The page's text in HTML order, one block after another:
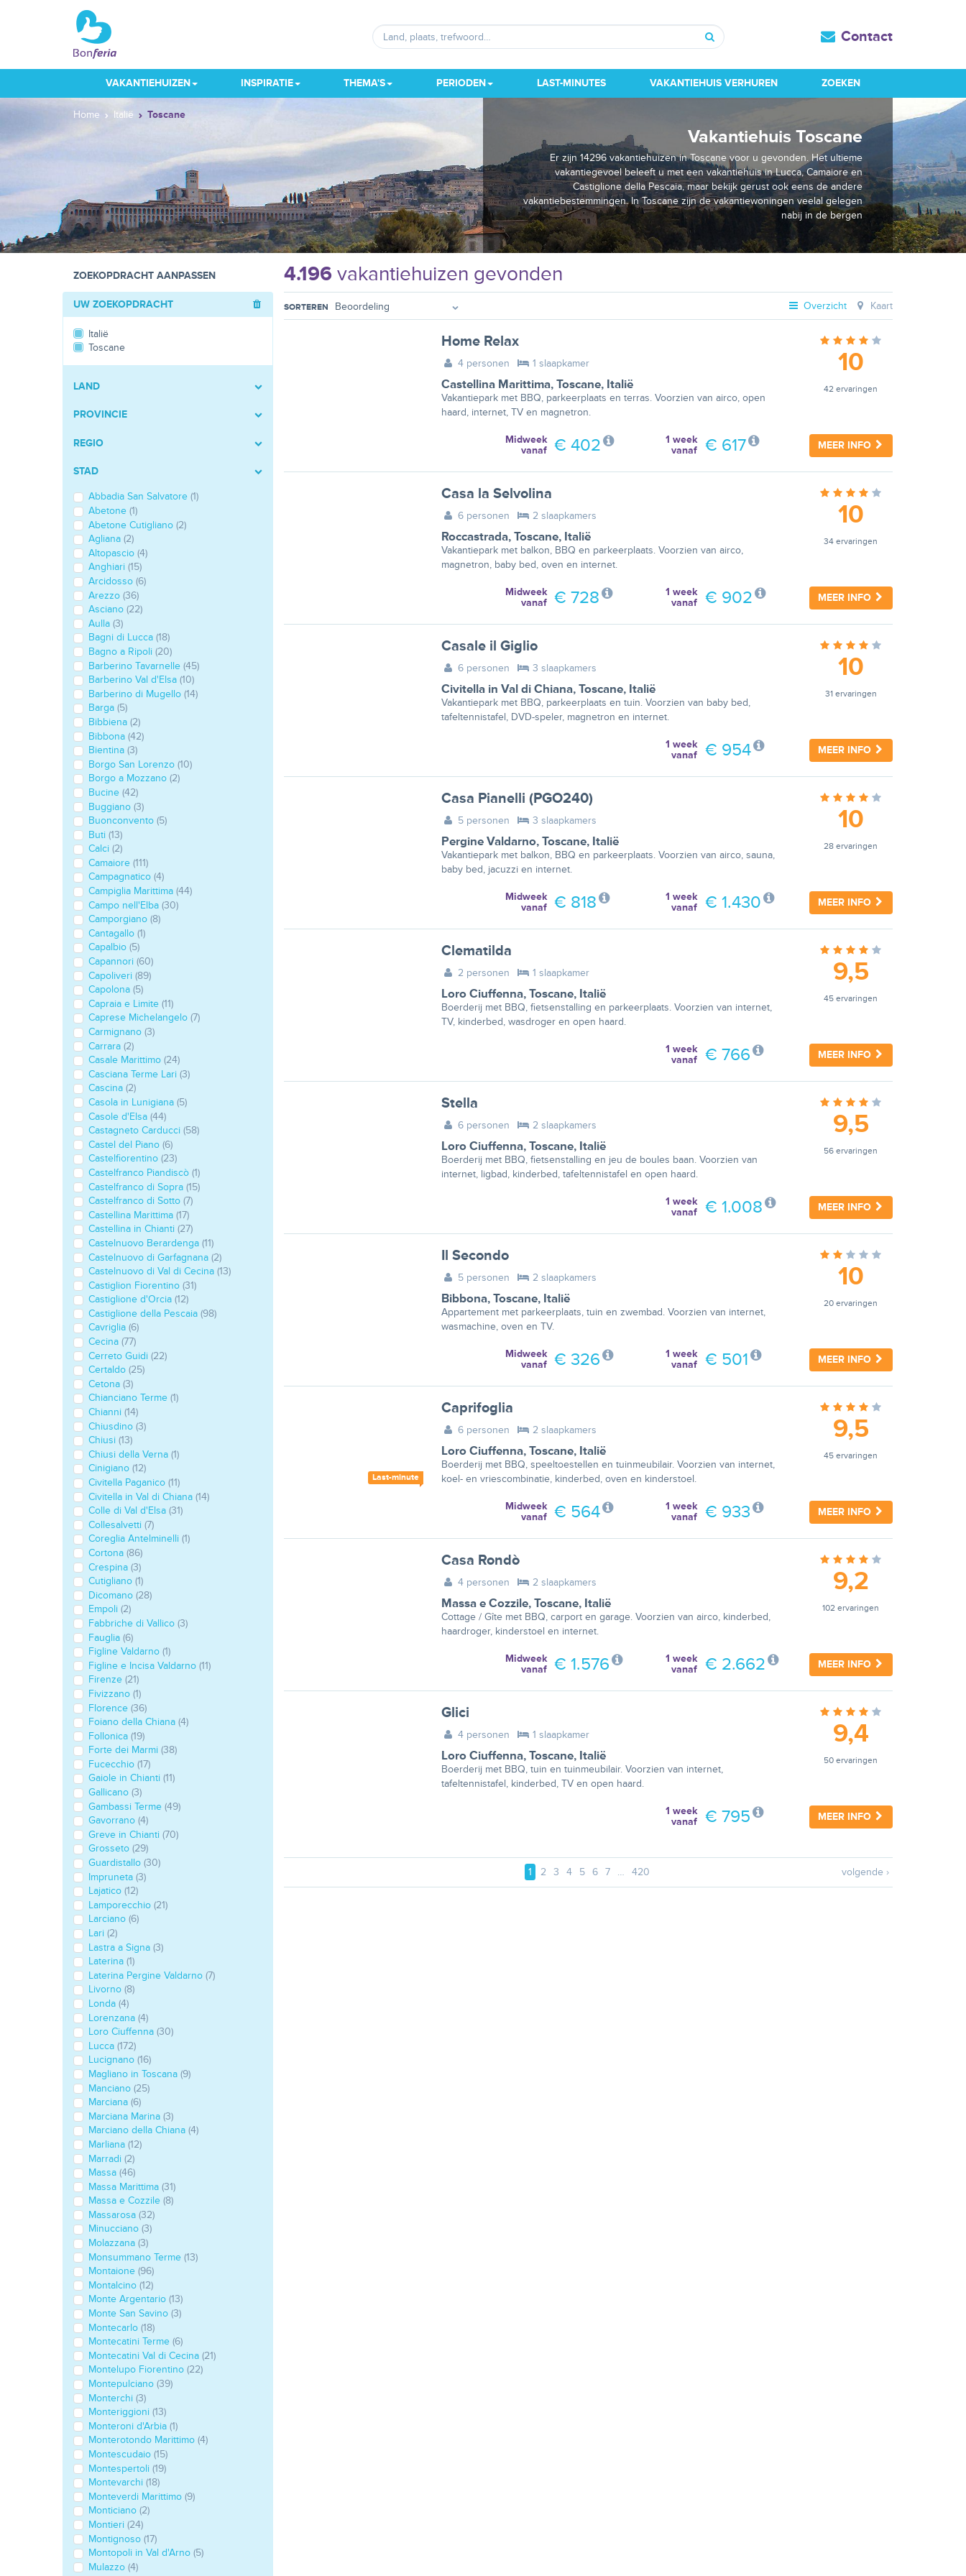
Zoeken
Contact
VAKANTIEHUIZEN INSPIRATIE THEMA'S PERIODEN LAST-MINUTES VAKANTIEHUIS VERHUREN ZOEKEN
Home Italië Toscane
Vakantiehuis Toscane
Er zijn 14296 vakantiehuizen in Toscane voor u gevonden. Het ultieme
vakantiegevoel beleeft u met een vakantiehuis in Lucca, Camaiore en
Castiglione della Pescaia, maar bekijk gerust ook eens de andere
vakantiebestemmingen. In Toscane zijn de vakantiewoningen veelal gelegen
nabij in de bergen
ZOEKOPDRACHT AANPASSEN 4.196vakantiehuizen gevonden
UW ZOEKOPDRACHT
Italië
Toscane
LAND
PROVINCIE
REGIO
STAD
Abbadia San Salvatore (1)
Abetone (1)
Abetone Cutigliano (2)
Agliana (2)
Altopascio (4)
Anghiari (15)
Arcidosso (6)
Arezzo (36)
Asciano (22)
Aulla (3)
Bagni di Lucca (18)
Bagno a Ripoli (20)
Barberino Tavarnelle (45)
Barberino Val d'Elsa (10)
Barberino di Mugello (14)
Barga (5)
Bibbiena (2)
Bibbona (42)
Bientina (3)
Borgo San Lorenzo (10)
Borgo a Mozzano (2)
Bucine (42)
Buggiano (3)
Buonconvento (5)
Buti (13)
Calci (2)
Camaiore (111)
Campagnatico (4)
Campiglia Marittima (44)
Campo nell'Elba (30)
Camporgiano (8)
Cantagallo (1)
Capalbio (5)
Capannori (60)
Capoliveri (89)
Capolona (5)
Capraia e Limite (11)
Caprese Michelangelo (7)
Carmignano (3)
Carrara (2)
Casale Marittimo (24)
Casciana Terme Lari (3)
Cascina (2)
Casola in Lunigiana (5)
Casole d'Elsa (44)
Castagneto Carducci (58)
Castel del Piano (6)
Castelfiorentino (23)
Castelfranco Piandiscò (1)
Castelfranco di Sopra (15)
Castelfranco di Sotto (7)
Castellina Marittima (17)
Castellina in Chianti (27)
Castelnuovo Berardenga (11)
Castelnuovo di Garfagnana (2)
Castelnuovo di Val di Cecina (13)
Castiglion Fiorentino (31)
Castiglione d'Orcia (12)
Castiglione della Pescaia (98)
Cavriglia (6)
Cecina (77)
Cerreto Guidi (22)
Certaldo (25)
Cetona (3)
Chianciano Terme (1)
Chianni (14)
Chiusdino (3)
Chiusi (13)
Chiusi della Verna (1)
Cinigiano (12)
Civitella Paganico (11)
Civitella in Val di Chiana (14)
Colle di Val d'Elsa (31)
Collesalvetti (7)
Coreglia Antelminelli (1)
Cortona (86)
Crespina (3)
Cutigliano (1)
Dicomano (28)
Empoli (2)
Fabbriche di Vallico (3)
Fauglia (6)
Figline Valdarno (1)
Figline e Incisa Valdarno (11)
Firenze (21)
Fivizzano (1)
Florence (36)
Foiano della Chiana (4)
Follonica (19)
Forte dei Marmi (38)
Fucecchio (17)
Gaiole in Chianti (11)
Gallicano (3)
Gambassi Terme (49)
Gavorrano (4)
Greve in Chianti (70)
Grosseto (29)
Guardistallo (30)
Impruneta (3)
Lajatico (12)
Lamporecchio (21)
Larciano (6)
Lari (2)
Lastra a Signa (3)
Laterina (1)
Laterina Pergine Valdarno (7)
Livorno (8)
Londa (4)
Lorenzana (4)
Loro Ciuffenna (30)
Lucca (172)
Lucignano (16)
Magliano in Toscana (9)
Manciano (25)
Marciana (6)
Marciana Marina (3)
Marciano della Chiana (4)
Marliana (12)
Marradi (2)
Massa (46)
Massa Marittima (31)
Massa e Cozzile (8)
Massarosa (32)
Minucciano (3)
Molazzana (3)
Monsummano Terme (13)
Montaione (96)
Montalcino (12)
Monte Argentario (13)
Monte San Savino (3)
Montecarlo (18)
Montecatini Terme (6)
Montecatini Val di Cecina (21)
Montelupo Fiorentino (22)
Montepulciano (39)
Monterchi (3)
Monteriggioni (13)
Monteroni d'Arbia (1)
Monterotondo Marittimo (4)
Montescudaio (15)
Montespertoli (19)
Montevarchi (18)
Monteverdi Marittimo (9)
Monticiano (2)
Montieri (24)
Montignoso (17)
Montopoli in Val d'Arno (5)
Mulazzo (4)
SORTEREN Overzicht Kaart
Home Relax
4 personen 1 slaapkamer
Castellina Marittima, Toscane, Italië
Vakantiepark met BBQ, parkeerplaats en terras. Voorzien van airco, open
haard, internet, TV en magnetron.
10
42 ervaringen
MEER INFO
1 week
vanaf
€ 617
Midweek
vanaf
€ 402
Casa la Selvolina
6 personen 2 slaapkamers
Roccastrada, Toscane, Italië
Vakantiepark met balkon, BBQ en parkeerplaats. Voorzien van airco,
magnetron, baby bed, oven en internet.
10
34 ervaringen
MEER INFO
1 week
vanaf
€ 902
Midweek
vanaf
€ 728
Casale il Giglio
6 personen 3 slaapkamers
Civitella in Val di Chiana, Toscane, Italië
Vakantiepark met BBQ, parkeerplaats en tuin. Voorzien van baby bed,
tafeltennistafel, DVD-speler, magnetron en internet.
10
31 ervaringen
MEER INFO
1 week
vanaf
€ 954
Casa Pianelli (PGO240)
5 personen 3 slaapkamers
Pergine Valdarno, Toscane, Italië
Vakantiepark met balkon, BBQ en parkeerplaats. Voorzien van airco, sauna,
baby bed, jacuzzi en internet.
10
28 ervaringen
MEER INFO
1 week
vanaf
€ 1.430
Midweek
vanaf
€ 818
Clematilda
2 personen 1 slaapkamer
Loro Ciuffenna, Toscane, Italië
Boerderij met BBQ, fietsenstalling en parkeerplaats. Voorzien van internet,
TV, kinderbed, wasdroger en open haard.
9,5
45 ervaringen
MEER INFO
1 week
vanaf
€ 766
Stella
6 personen 2 slaapkamers
Loro Ciuffenna, Toscane, Italië
Boerderij met BBQ, fietsenstalling en jeu de boules baan. Voorzien van
internet, ligbad, kinderbed, tafeltennistafel en open haard.
9,5
56 ervaringen
MEER INFO
1 week
vanaf
€ 1.008
Il Secondo
5 personen 2 slaapkamers
Bibbona, Toscane, Italië
Appartement met parkeerplaats, tuin en zwembad. Voorzien van internet,
wasmachine, oven en TV.
10
20 ervaringen
MEER INFO
1 week
vanaf
€ 501
Midweek
vanaf
€ 326
Last-minute
Caprifoglia
6 personen 2 slaapkamers
Loro Ciuffenna, Toscane, Italië
Boerderij met BBQ, speeltoestellen en tuinmeubilair. Voorzien van internet,
koel- en vriescombinatie, kinderbed, oven en kinderstoel.
9,5
45 ervaringen
MEER INFO
1 week
vanaf
€ 933
Midweek
vanaf
€ 564
Casa Rondò
4 personen 2 slaapkamers
Massa e Cozzile, Toscane, Italië
Cottage / Gîte met BBQ, carport en garage. Voorzien van airco, kinderbed,
haardroger, kinderstoel en internet.
9,2
102 ervaringen
MEER INFO
1 week
vanaf
€ 2.662
Midweek
vanaf
€ 1.576
Glici
4 personen 1 slaapkamer
Loro Ciuffenna, Toscane, Italië
Boerderij met BBQ, tuin en tuinmeubilair. Voorzien van internet,
tafeltennistafel, kinderbed, TV en open haard.
9,4
50 ervaringen
MEER INFO
1 week
vanaf
€ 795
1 2 3 4 5 6 7 … 420 volgende ›